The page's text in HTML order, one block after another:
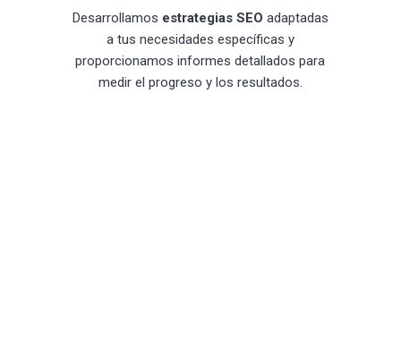
Desarrollamos estrategias SEO adaptadas
a tus necesidades específicas y
proporcionamos informes detallados para
medir el progreso y los resultados.